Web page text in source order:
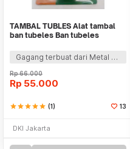
TAMBAL TUBLES Alat tambal
ban tubeles Ban tubeles
Gagang terbuat dari Metal stenliss
Rp66.000
Rp 55.000
starstarstarstarstar (1) 13
DKI Jakarta